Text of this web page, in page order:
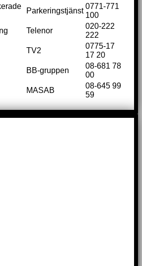
Parkeringstjänst
0771-771
100
Telenor
020-222
222
TV2
0775-17
17 20
BB-gruppen
08-681 78
00
MASAB
08-645 99
59